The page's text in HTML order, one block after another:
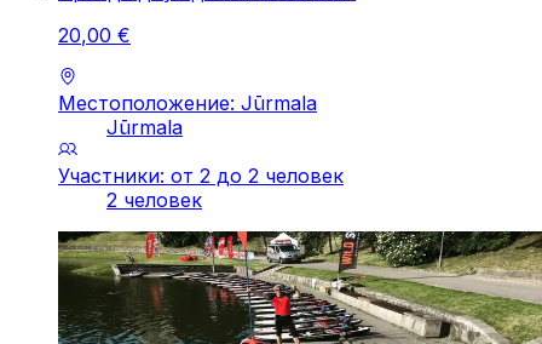
20,00 €
Местоположение: Jūrmala
Jūrmala
Участники: от 2 до 2 человек
2 человек